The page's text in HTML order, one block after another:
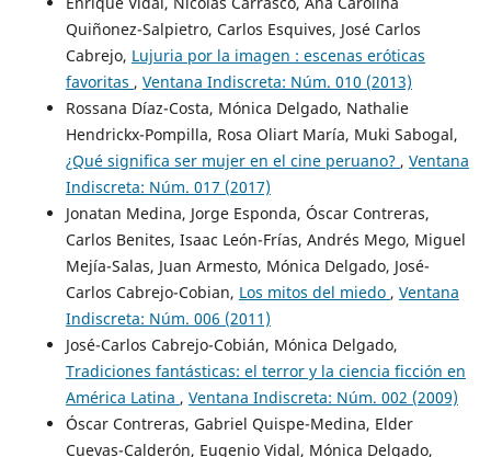
Quiñonez-Salpietro, Carlos Esquives, José Carlos
Cabrejo, Lujuria por la imagen : escenas eróticas
favoritas , Ventana Indiscreta: Núm. 010 (2013)
Rossana Díaz-Costa, Mónica Delgado, Nathalie
Hendrickx-Pompilla, Rosa Oliart María, Muki Sabogal,
¿Qué significa ser mujer en el cine peruano? , Ventana
Indiscreta: Núm. 017 (2017)
Jonatan Medina, Jorge Esponda, Óscar Contreras,
Carlos Benites, Isaac León-Frías, Andrés Mego, Miguel
Mejía-Salas, Juan Armesto, Mónica Delgado, José-
Carlos Cabrejo-Cobian, Los mitos del miedo , Ventana
Indiscreta: Núm. 006 (2011)
José-Carlos Cabrejo-Cobián, Mónica Delgado,
Tradiciones fantásticas: el terror y la ciencia ficción en
América Latina , Ventana Indiscreta: Núm. 002 (2009)
Óscar Contreras, Gabriel Quispe-Medina, Elder
Cuevas-Calderón, Eugenio Vidal, Mónica Delgado,